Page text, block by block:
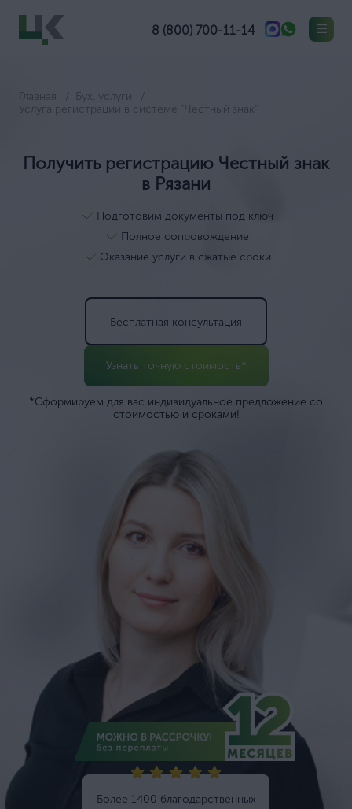
8 (800) 700-11-14
Главная
Бух. услуги
Услуга регистрации в системе "Честный знак"
Получить регистрацию Честный знак
в Рязани
Подготовим документы под ключ
Полное сопровождение
Оказание услуги в сжатые сроки
Бесплатная консультация
Узнать точную стоимость*
*Сформируем для вас индивидуальное предложение со
стоимостью и сроками!
Более 1400 благодарственных